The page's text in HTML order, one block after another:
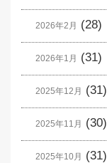
2026年2月 (28)
2026年1月 (31)
2025年12月 (31)
2025年11月 (30)
2025年10月 (31)